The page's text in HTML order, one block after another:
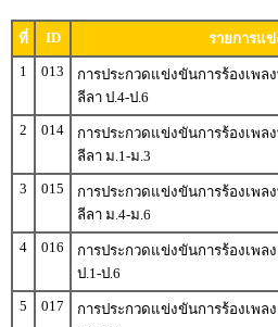
ที่ ID
รายการแ
1
013
การประกวดแข่งขันการร้องเพ
ลีลา ป.4-ป.6
2
014
การประกวดแข่งขันการร้องเพ
ลีลา ม.1-ม.3
3
015
การประกวดแข่งขันการร้องเพ
ลีลา ม.4-ม.6
4
016
การประกวดแข่งขันการร้องเพ
ป.1-ป.6
5
017
การประกวดแข่งขันการร้องเพ